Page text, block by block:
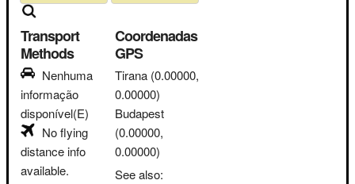
Transport
Methods
Nenhuma
informação
disponível(E)
No flying
distance info
available.
Coordenadas
GPS
Tirana (0.00000,
0.00000)
Budapest
(0.00000,
0.00000)
See also: